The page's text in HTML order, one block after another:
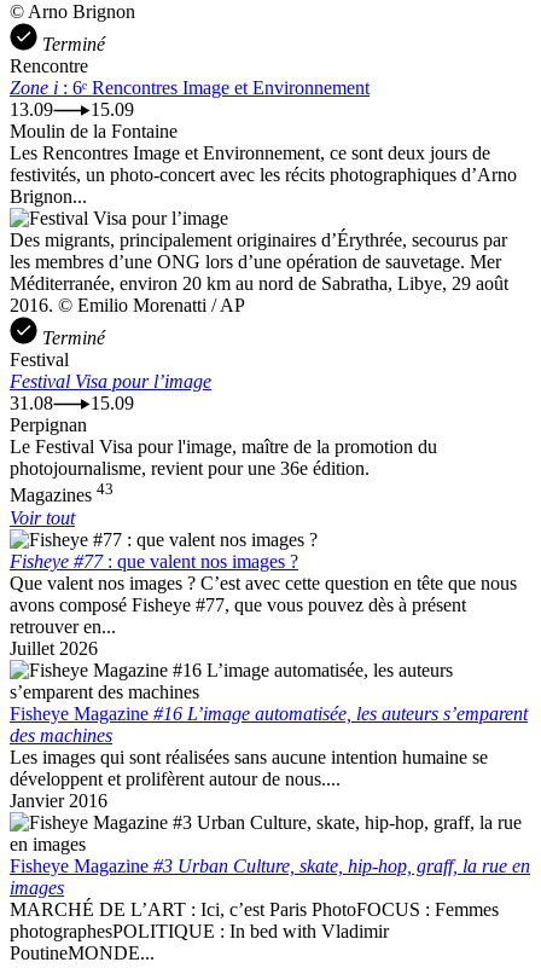
© Arno Brignon
Terminé
Rencontre
Zone i : 6ᵉ Rencontres Image et Environnement
13.09
15.09
Moulin de la Fontaine
Les Rencontres Image et Environnement, ce sont deux jours de
festivités, un photo-concert avec les récits photographiques d’Arno
Brignon...
Des migrants, principalement originaires d’Érythrée, secourus par
les membres d’une ONG lors d’une opération de sauvetage. Mer
Méditerranée, environ 20 km au nord de Sabratha, Libye, 29 août
2016. © Emilio Morenatti / AP
Terminé
Festival
Festival Visa pour l’image
31.08
15.09
Perpignan
Le Festival Visa pour l'image, maître de la promotion du
photojournalisme, revient pour une 36e édition.
Magazines 43
Voir tout
Fisheye #77: que valent nos images ?
Que valent nos images ? C’est avec cette question en tête que nous
avons composé Fisheye #77, que vous pouvez dès à présent
retrouver en...
Juillet 2026
Fisheye Magazine #16 L’image automatisée, les auteurs s’emparent
des machines
Les images qui sont réalisées sans aucune intention humaine se
développent et prolifèrent autour de nous....
Janvier 2016
Fisheye Magazine #3 Urban Culture, skate, hip-hop, graff, la rue en
images
MARCHÉ DE L’ART : Ici, c’est Paris PhotoFOCUS : Femmes
photographesPOLITIQUE : In bed with Vladimir
PoutineMONDE...